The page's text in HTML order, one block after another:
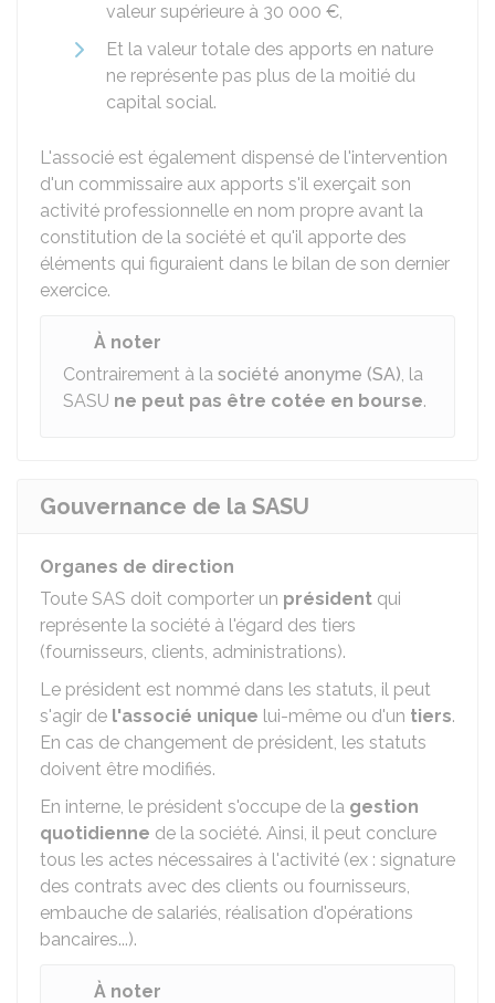
valeur supérieure à 30 000 €,
Et la valeur totale des apports en nature
ne représente pas plus de la moitié du
capital social.
L'associé est également dispensé de l'intervention
d'un commissaire aux apports s'il exerçait son
activité professionnelle en nom propre avant la
constitution de la société et qu'il apporte des
éléments qui figuraient dans le bilan de son dernier
exercice.
À noter
Contrairement à la société anonyme (SA), la
SASU ne peut pas être cotée en bourse.
Gouvernance de la SASU
Organes de direction
Toute SAS doit comporter un président qui
représente la société à l'égard des tiers
(fournisseurs, clients, administrations).
Le président est nommé dans les statuts, il peut
s'agir de l'associé unique lui-même ou d'un tiers.
En cas de changement de président, les statuts
doivent être modifiés.
En interne, le président s'occupe de la gestion
quotidienne de la société. Ainsi, il peut conclure
tous les actes nécessaires à l'activité (ex : signature
des contrats avec des clients ou fournisseurs,
embauche de salariés, réalisation d'opérations
bancaires...).
À noter